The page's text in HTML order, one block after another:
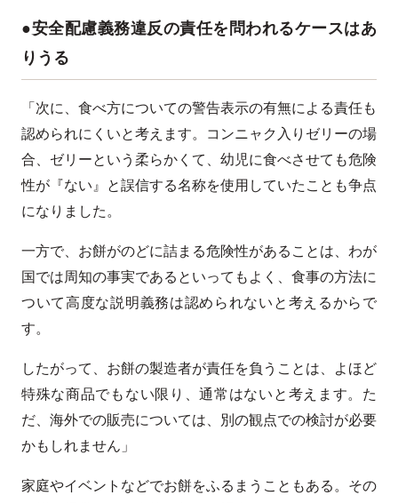
●安全配慮義務違反の責任を問われるケースはあ
りうる
「次に、食べ方についての警告表示の有無による責任も
認められにくいと考えます。コンニャク入りゼリーの場
合、ゼリーという柔らかくて、幼児に食べさせても危険
性が『ない』と誤信する名称を使用していたことも争点
になりました。
一方で、お餅がのどに詰まる危険性があることは、わが
国では周知の事実であるといってもよく、食事の方法に
ついて高度な説明義務は認められないと考えるからで
す。
したがって、お餅の製造者が責任を負うことは、よほど
特殊な商品でもない限り、通常はないと考えます。た
だ、海外での販売については、別の観点での検討が必要
かもしれません」
家庭やイベントなどでお餅をふるまうこともある。その